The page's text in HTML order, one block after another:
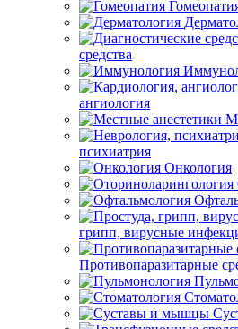
средства
ангиология
психиатрия
Онкология
грипп, вирусные
Противопаразитарные